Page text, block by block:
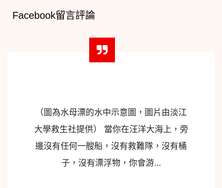
Facebook留言評論
（圖為水母漂的水中示意圖，圖片由淡江
大學救生社提供） 當你在汪洋大海上，旁
邊沒有任何一艘船，沒有救難隊，沒有桶
子，沒有漂浮物，你會游…